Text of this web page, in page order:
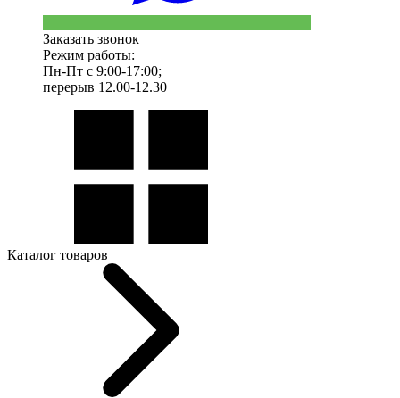
Заказать звонок
Режим работы:
Пн-Пт с 9:00-17:00;
перерыв 12.00-12.30
Каталог товаров